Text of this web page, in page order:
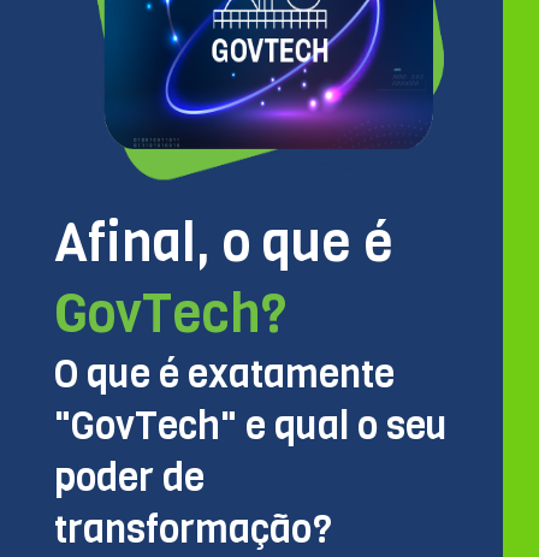
Afinal, o que é
GovTech?
O que é exatamente
"GovTech" e qual o seu
poder de
transformação?